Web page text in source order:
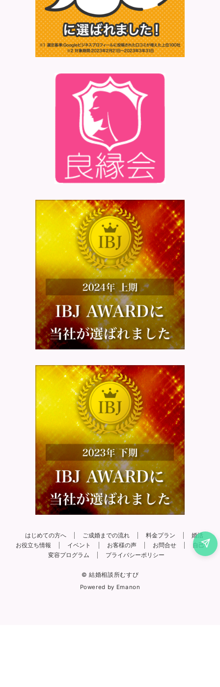
はじめての方へ ご成婚までの流れ 料金プラン
婚活
お役立ち情報
イベント お客様の声 お問合せ
自己
変容プログラム
プライバシーポリシー
© 結婚相談所むすび
Powered by Emanon